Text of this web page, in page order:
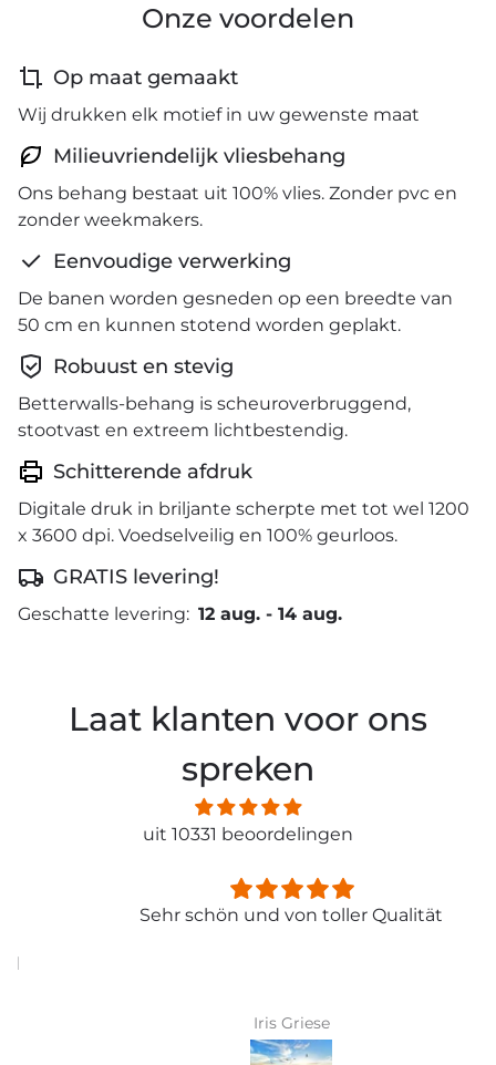
Onze voordelen
Op maat gemaakt
Wij drukken elk motief in uw gewenste maat
Milieuvriendelijk vliesbehang
Ons behang bestaat uit 100% vlies. Zonder pvc en
zonder weekmakers.
Eenvoudige verwerking
De banen worden gesneden op een breedte van
50 cm en kunnen stotend worden geplakt.
Robuust en stevig
Betterwalls-behang is scheuroverbruggend,
stootvast en extreem lichtbestendig.
Schitterende afdruk
Digitale druk in briljante scherpte met tot wel 1200
x 3600 dpi. Voedselveilig en 100% geurloos.
GRATIS levering!
Geschatte levering: 12 aug. - 14 aug.
Laat klanten voor ons
spreken
uit 10331 beoordelingen
Sehr schön und von toller Qualität
Iris Griese